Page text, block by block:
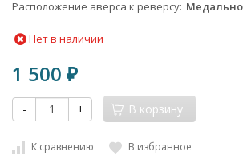
Расположение аверса к реверсу
Нет в наличии
1 500 ₽
- + В корзину
К сравнению В избранное